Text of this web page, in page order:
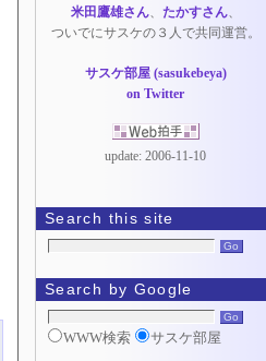
米田鷹雄さん、 たかすさん、
ついでにサスケの３人で共同運営。
サスケ部屋 (sasukebeya)
on Twitter
update: 2006-11-10
Search this site
Search by Google
WWW検索 サスケ部屋